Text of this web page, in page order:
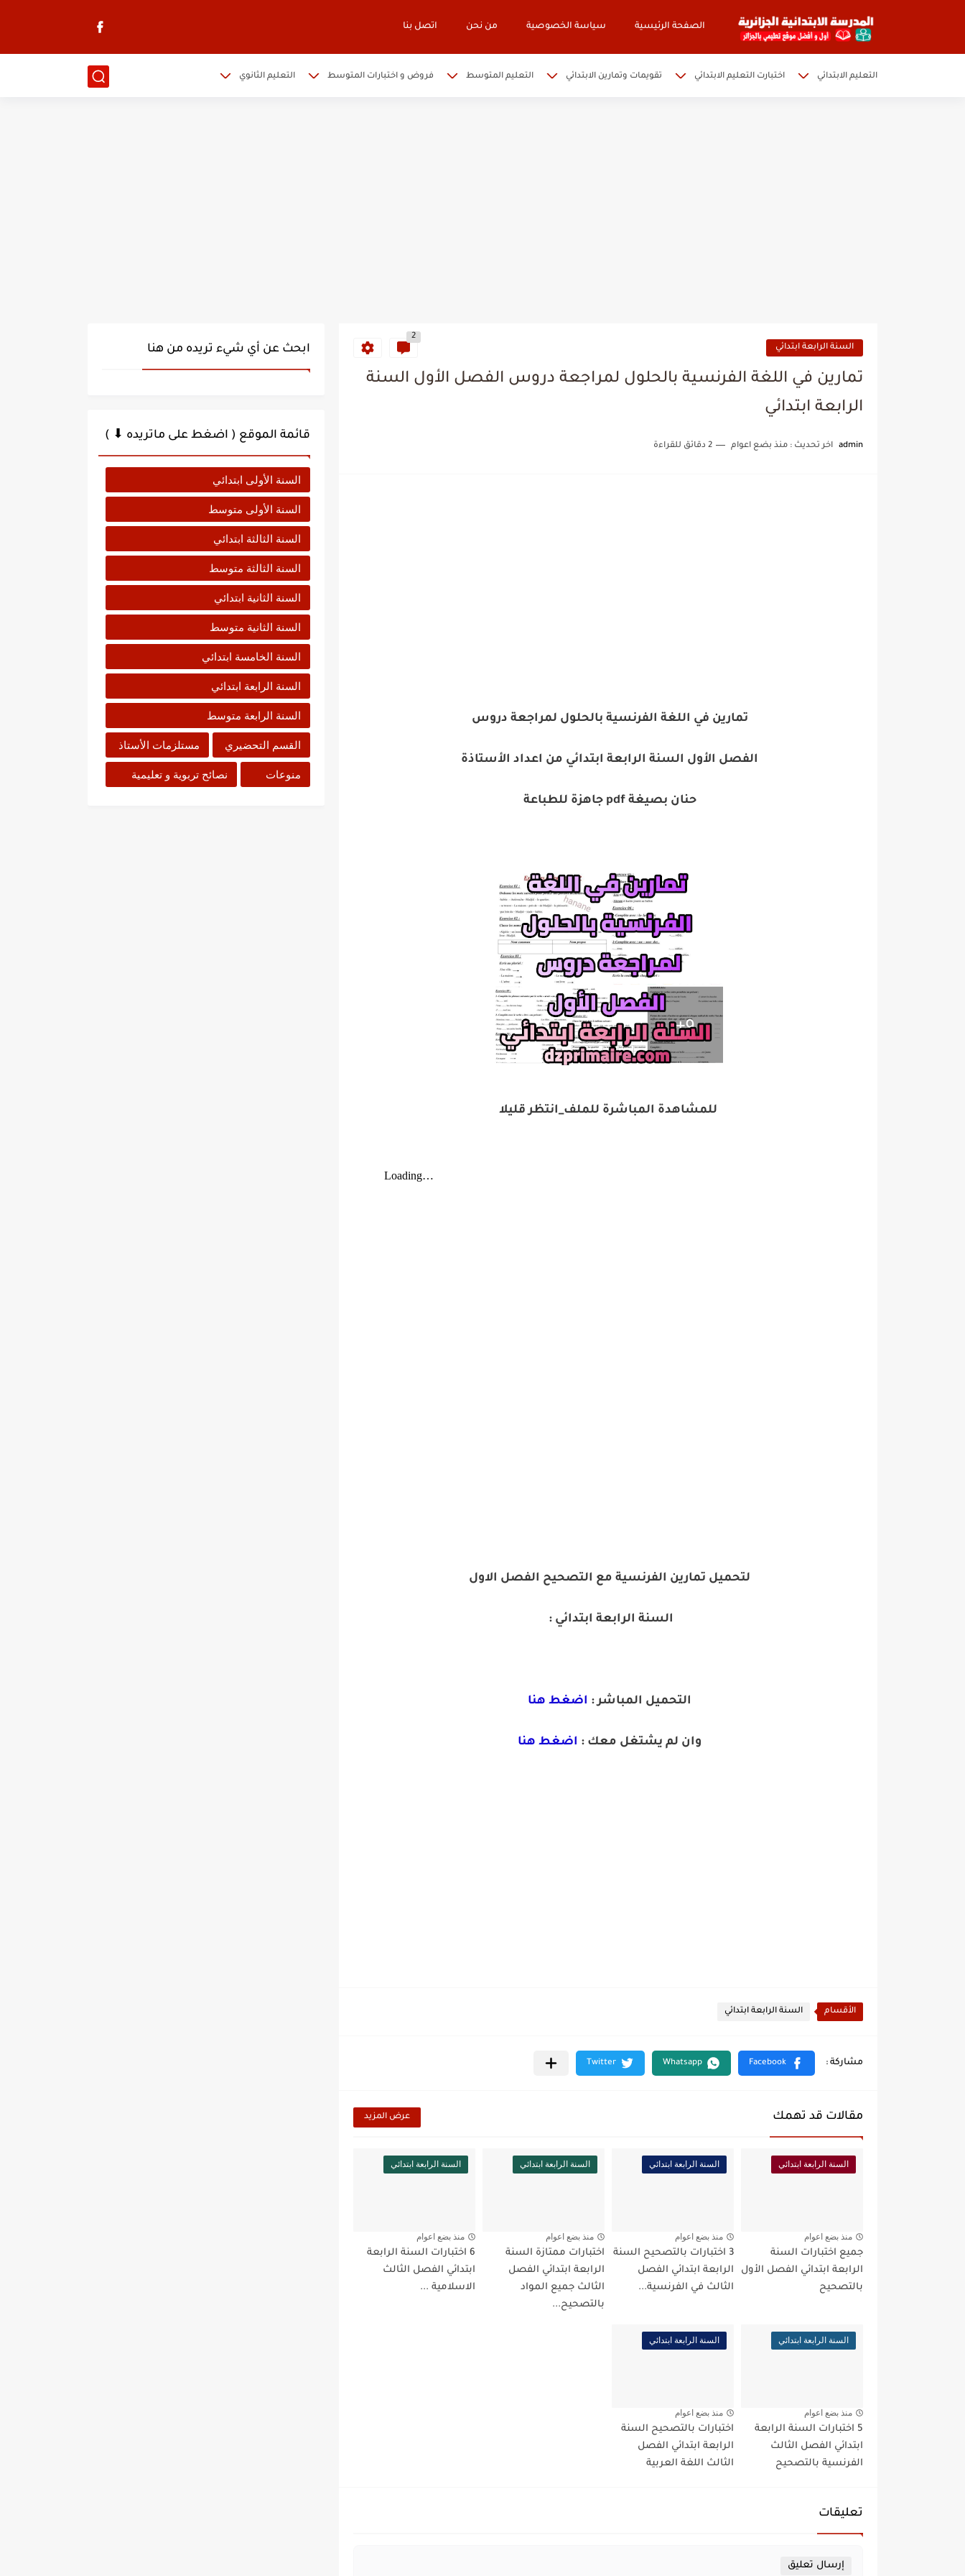
الصفحة الرئيسية سياسة الخصوصية من نحن اتصل بنا
التعليم الابتدائي اختبارت التعليم الابتدائي تقويمات وتمارين الابتدائي التعليم المتوسط فروض و اختبارات المتوسط التعليم الثانوي
السنة الرابعة ابتدائي
2
تمارين في اللغة الفرنسية بالحلول لمراجعة دروس الفصل الأول السنة
الرابعة ابتدائي
admin اخر تحديث : منذ بضع اعوام 2 دقائق للقراءة
تمارين في اللغة الفرنسية بالحلول لمراجعة دروس
الفصل الأول السنة الرابعة ابتدائي من اعداد الأستاذة
حنان بصيغة pdf جاهزة للطباعة
للمشاهدة المباشرة للملف_انتظر قليلا
لتحميل تمارين الفرنسية مع التصحيح الفصل الاول
السنة الرابعة ابتدائي :
التحميل المباشر : اضغط هنا
وان لم يشتغل معك : اضغط هنا
الأقسام السنة الرابعة ابتدائي
مقالات قد تهمك عرض المزيد
السنة الرابعة ابتدائي
منذ بضع اعوام
جميع اختبارات السنة
الرابعة ابتدائي الفصل الأول
بالتصحيح
السنة الرابعة ابتدائي
منذ بضع اعوام
3 اختبارات بالتصحيح السنة
الرابعة ابتدائي الفصل
الثالث في الفرنسية...
السنة الرابعة ابتدائي
منذ بضع اعوام
اختبارات ممتازة السنة
الرابعة ابتدائي الفصل
الثالث جميع المواد
بالتصحيح...
السنة الرابعة ابتدائي
منذ بضع اعوام
6 اختبارات السنة الرابعة
ابتدائي الفصل الثالث
الاسلامية ...
السنة الرابعة ابتدائي
منذ بضع اعوام
5 اختبارات السنة الرابعة
ابتدائي الفصل الثالث
الفرنسية بالتصحيح
السنة الرابعة ابتدائي
منذ بضع اعوام
اختبارات بالتصحيح السنة
الرابعة ابتدائي الفصل
الثالث اللغة العربية
تعليقات
إرسال تعليق
ابحث عن أي شيء تريده من هنا
قائمة الموقع ( اضغط على ماتريده ⬇ )
السنة الأولى ابتدائي
السنة الأولى متوسط
السنة الثالثة ابتدائي
السنة الثالثة متوسط
السنة الثانية ابتدائي
السنة الثانية متوسط
السنة الخامسة ابتدائي
السنة الرابعة ابتدائي
السنة الرابعة متوسط
القسم التحضيري مستلزمات الأستاذ
منوعات نصائح تربوية و تعليمية